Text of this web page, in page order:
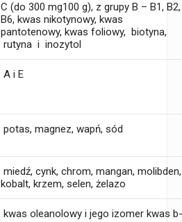
C (do 300 mg100 g), z grupy B – B1, B2,
B6, kwas nikotynowy, kwas
pantotenowy, kwas foliowy, biotyna,
rutyna i inozytol
A i E
potas, magnez, wapń, sód
miedź, cynk, chrom, mangan,
kobalt, krzem, selen, żelazo
kwas oleanolowy i jego izomer kwas